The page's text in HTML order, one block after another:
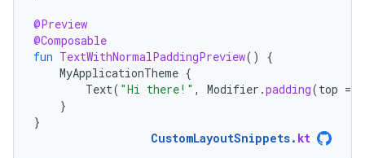
@Preview
@Composable
fun TextWithNormalPaddingPreview()
{
MyApplicationTheme {
Text( "Hi there!" , Modifier .padding(top =
}
}
CustomLayoutSnippets. kt